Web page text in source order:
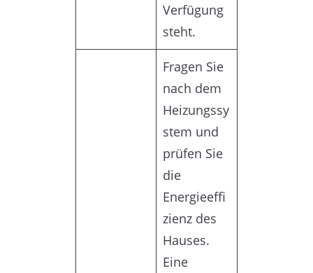
Verfügung
steht.
Fragen Sie
nach dem
Heizungssy
stem und
prüfen Sie
die
Energieeffi
zienz des
Hauses.
Eine